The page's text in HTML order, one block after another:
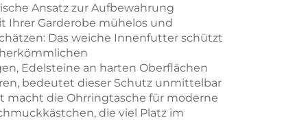
Ansatz zur Aufbewahrung
Ihrer Garderobe mühelos und
Das weiche Innenfutter schützt
Edelsteine an harten Oberflächen
bedeutet dieser Schutz unmittelbar
macht die Ohrringtasche für moderne
die viel Platz im